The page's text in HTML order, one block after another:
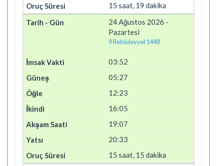
15 saat, 19 dakika
24 Ağustos 2026 -
Pazartesi
9 Rebiülevvel 1448
03:52
05:27
12:23
16:05
19:07
20:33
15 saat, 15 dakika